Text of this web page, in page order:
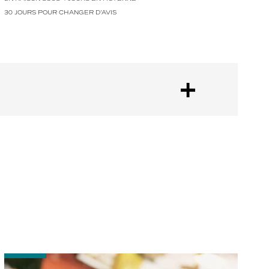
30 JOURS POUR CHANGER D'AVIS
-